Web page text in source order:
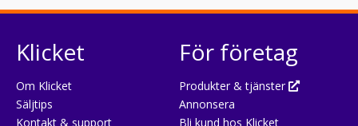
Klicket
Om Klicket
Säljtips
Kontakt & support
För företag
Produkter & tjänster
Annonsera
Bli kund hos Klicket